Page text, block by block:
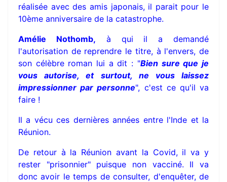
réalisée avec des amis japonais, il parait pour le
10ème anniversaire de la catastrophe.
Amélie Nothomb, à qui il a demandé
l'autorisation de reprendre le titre, à l'envers, de
son célèbre roman lui a dit : "Bien sure que je
vous autorise, et surtout, ne vous laissez
impressionner par personne", c'est ce qu'il va
faire !
Il a vécu ces dernières années entre l'Inde et la
Réunion.
De retour à la Réunion avant la Covid, il va y
rester "prisonnier" puisque non vacciné. Il va
donc avoir le temps de consulter, d'enquêter, de